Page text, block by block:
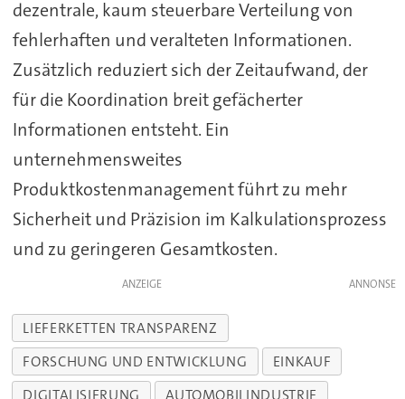
dezentrale, kaum steuerbare Verteilung von
fehlerhaften und veralteten Informationen.
Zusätzlich reduziert sich der Zeitaufwand, der
für die Koordination breit gefächerter
Informationen entsteht. Ein
unternehmensweites
Produktkostenmanagement führt zu mehr
Sicherheit und Präzision im Kalkulationsprozess
und zu geringeren Gesamtkosten.
ANZEIGE
LIEFERKETTEN TRANSPARENZ
FORSCHUNG UND ENTWICKLUNG
EINKAUF
DIGITALISIERUNG
AUTOMOBILINDUSTRIE